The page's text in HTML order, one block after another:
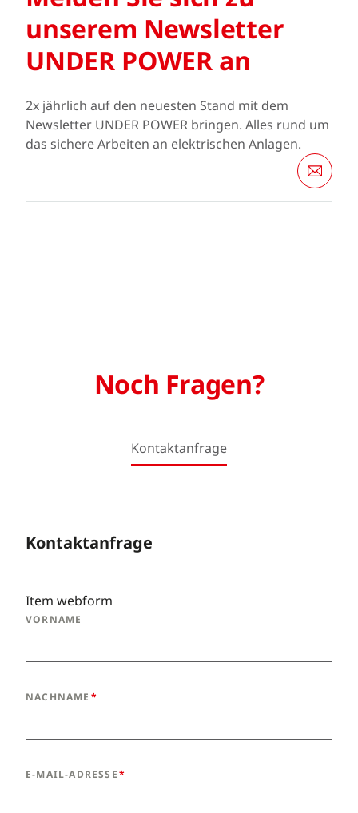
unserem Newsletter
UNDER POWER an
2x jährlich auf den neuesten Stand mit dem
Newsletter UNDER POWER bringen. Alles rund um
das sichere Arbeiten an elektrischen Anlagen.
Noch Fragen?
Kontaktanfrage
Kontaktanfrage
Item webform
VORNAME
NACHNAME
E-MAIL-ADRESSE